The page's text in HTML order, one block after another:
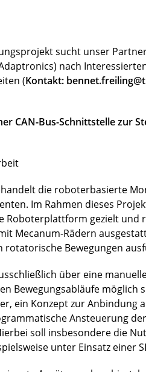
sucht unser
nach
(Kontakt:
CAN-Bus-Schnittstelle zur
die roboterbasierte
Im Rahmen dieses
Roboterplattform gezielt und
Mecanum-Rädern
Bewegungen
über eine
Bewegungsabläufe möglich
ein Konzept zur Anbindung
Ansteuerung
soll insbesondere die
unter Einsatz einer